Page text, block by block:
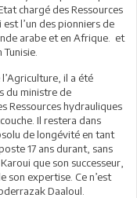
chargé des Ressources
l’un des pionniers de
arabe et en Afrique. et
il a été
du ministre de
Ressources hydrauliques
Il restera dans
de longévité en tant
17 ans durant, sans
que son successeur,
son expertise. Ce n’est
Daaloul.